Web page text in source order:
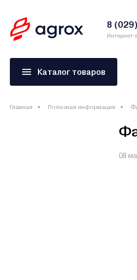
8
Интернет-
Каталог товаров
Главная Полезная информация
08